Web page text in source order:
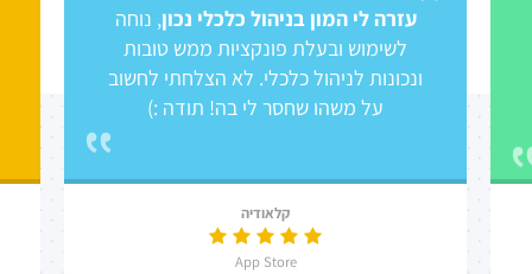
עזרה לי המון בניהול כלכלי נכון, נוחה
לשימוש ובעלת פונקציות ממש טובות
ונכונות לניהול כלכלי. לא הצלחתי לחשוב
על משהו שחסר לי בה! תודה :)
קלאודיה
App Store